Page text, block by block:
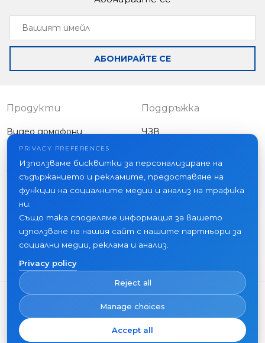
Slinex XR-30IP
Converter, with
receive calls from
any 4-wired
Slinex ML-15HR
signal on the DVR
for recording on
Вашият
имейл
АБОНИРАЙТЕ СЕ
Продукти
Видео домофони
Външни панели
Друго оборудване
Поддръжка
ЧЗВ
Фирма
Новини
Контакти
Къде да купите
PRIVACY PREFERENCES
Използваме бисквитки за персонализиране на
съдържанието и рекламите, предоставяне на
функции на социалните медии и анализ на трафика
ни.
Също така споделяме информация за вашето
използване на нашия сайт с нашите партньори за
социални медии, реклама и анализ.
Privacy policy
Reject all
Manage choices
Accept all